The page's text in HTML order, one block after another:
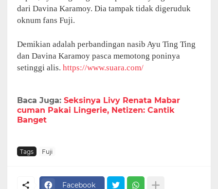
dari Davina Karamoy. Dia tampak tidak digeruduk
oknum fans Fuji.
Demikian adalah perbandingan nasib Ayu Ting Ting
dan Davina Karamoy pasca memotong poninya
setinggi alis. https://www.suara.com/
Baca Juga: Seksinya Livy Renata Mabar
cuman Pakai Lingerie, Netizen: Cantik
Banget
Tags Fuji
Facebook